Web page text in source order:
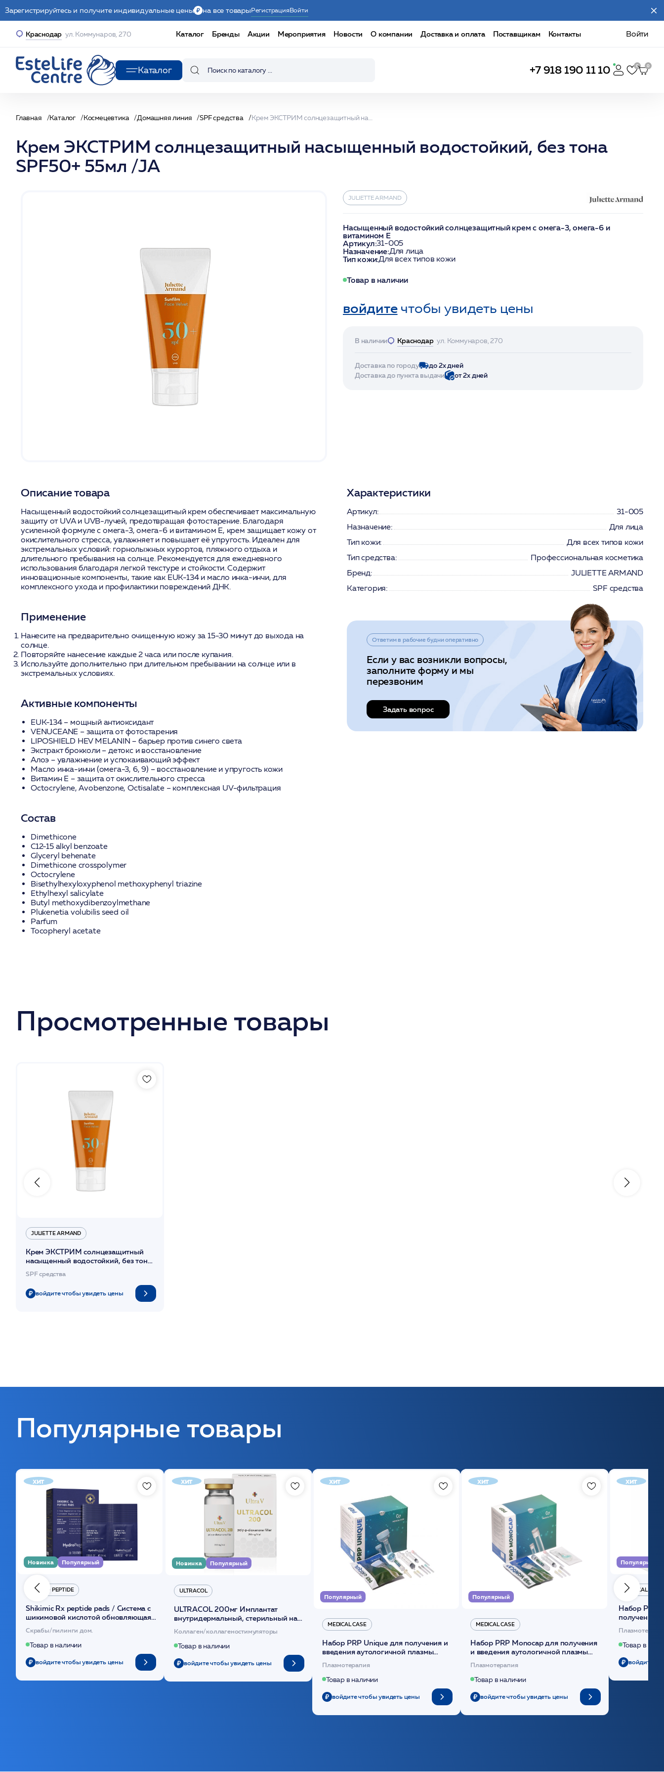
Зарегистрируйтесь и получите индивидуальные цены на все товарыРегистрацияВойти
Краснодар ул. Коммунаров, 270 Каталог Бренды Акции Мероприятия Новости О компании Доставка и оплата Поставщикам Контакты Войти
Каталог +7 918 190 11 10
Главная Каталог Космецевтика Домашняя линия SPF средства
Крем ЭКСТРИМ солнцезащитный насыщенный водостойкий, без тона
SPF50+ 55мл /JA
JULIETTE ARMAND
Насыщенный водостойкий солнцезащитный крем с омега-3, омега-6 и
витамином Е
Артикул:31-005
Назначение:Для лица
Тип кожи:Для всех типов кожи
Товар в наличии
войдитечтобы увидеть цены
В наличии Краснодар ул. Коммунаров, 270
Доставка по городу
до 2х дней
Доставка до пункта выдачи
от 2х дней
Описание товара
Насыщенный водостойкий солнцезащитный крем обеспечивает максимальную
защиту от UVA и UVB-лучей, предотвращая фотостарение. Благодаря
усиленной формуле с омега-3, омега-6 и витамином Е, крем защищает кожу от
окислительного стресса, увлажняет и повышает её упругость. Идеален для
экстремальных условий: горнолыжных курортов, пляжного отдыха и
длительного пребывания на солнце. Рекомендуется для ежедневного
использования благодаря легкой текстуре и стойкости. Содержит
инновационные компоненты, такие как EUK-134 и масло инка-инчи, для
комплексного ухода и профилактики повреждений ДНК.
Применение
Нанесите на предварительно очищенную кожу за 15-30 минут до выхода на
солнце.
Повторяйте нанесение каждые 2 часа или после купания.
Используйте дополнительно при длительном пребывании на солнце или в
экстремальных условиях.
Активные компоненты
EUK-134– мощный антиоксидант
VENUCEANE – защита от фотостарения
LIPOSHIELD HEV MELANIN – барьер против синего света
Экстракт брокколи– детокс и восстановление
Алоэ – увлажнение и успокаивающий эффект
Масло инка-инчи (омега-3, 6, 9) – восстановление и упругость кожи
Витамин Е – защита от окислительного стресса
Octocrylene, Avobenzone, Octisalate – комплексная UV-фильтрация
Состав
Dimethicone
C12-15 alkyl benzoate
Glyceryl behenate
Dimethicone crosspolymer
Octocrylene
Bisethylhexyloxyphenol methoxyphenyl triazine
Ethylhexyl salicylate
Butyl methoxydibenzoylmethane
Plukenetia volubilis seed oil
Parfum
Tocopheryl acetate
Характеристики
Артикул:
31-005
Назначение:
Для лица
Тип кожи:
Для всех типов кожи
Тип средства:
Профессиональная косметика
Бренд:
JULIETTE ARMAND
Категория:
SPF средства
Ответим в рабочие будни оперативно
Если у вас возникли вопросы,
заполните форму и мы
перезвоним
Задать вопрос
Просмотренные товары
JULIETTE ARMAND
Крем ЭКСТРИМ солнцезащитный
насыщенный водостойкий, без тона
SPF средства
войдите чтобы увидеть цены
Популярные товары
хит
Новинка Популярный
HYDRO PEPTIDE
Shikimic Rx peptide pads / Cистема с
шикимовой кислотой обновляющая
(30шт) /HP
Скрабы/пилинги дом.
Товар в наличии
войдите чтобы увидеть цены
хит
Новинка Популярный
ULTRACOL
ULTRACOL 200мг Имплантат
внутридермальный, стерильный на
основе полидиоксанона /ULTRACOL
Коллаген/коллагеностимуляторы
Товар в наличии
войдите чтобы увидеть цены
хит
Популярный
MEDICAL CASE
Набор PRP Unique для получения и
введения аутологичной плазмы
Плазмотерапия
Товар в наличии
войдите чтобы увидеть цены
хит
Популярный
MEDICAL CASE
Набор PRP Monocap для получения
и введения аутологичной плазмы
Плазмотерапия
Товар в наличии
войдите чтобы увидеть цены
хит
Популярный
MEDICAL CASE
Набор Plasmoactive Стандарт для
получения
Товар в
войдите